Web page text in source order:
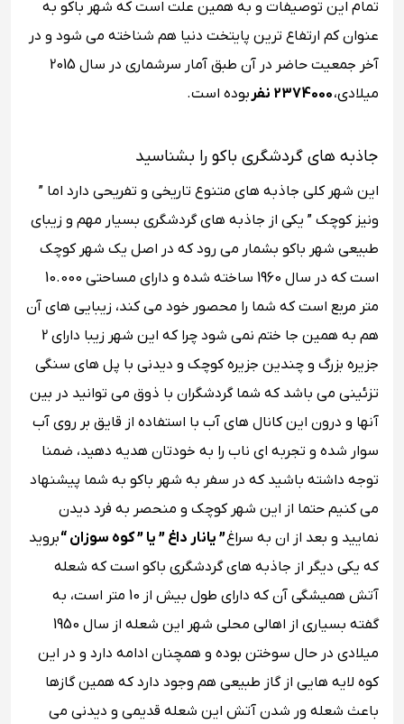
تمام این توصیفات و به همین علت است که شهر باکو به
عنوان کم ارتفاع ترین پایتخت دنیا هم شناخته می شود و در
آخر جمعیت حاضر در آن طبق آمار سرشماری در سال 2015
میلادی،2374000 نفر بوده است.
جاذبه های گردشگری باکو را بشناسید
این شهر کلی جاذبه های متنوع تاریخی و تفریحی دارد اما ”
ونیز کوچک ” یکی از جاذبه های گردشگری بسیار مهم و زیبای
طبیعی شهر باکو بشمار می رود که در اصل یک شهر کوچک
است که در سال 1960 ساخته شده و دارای مساحتی 10.000
متر مربع است که شما را محصور خود می کند، زیبایی های آن
هم به همین جا ختم نمی شود چرا که این شهر زیبا دارای 2
جزیره بزرگ و چندین جزیره کوچک و دیدنی با پل های سنگی
تزئینی می باشد که شما گردشگران با ذوق می توانید در بین
آنها و درون این کانال های آب با استفاده از قایق بر روی آب
سوار شده و تجربه ای ناب را به خودتان هدیه دهید، ضمنا
توجه داشته باشید که در سفر به شهر باکو به شما پیشنهاد
می کنیم حتما از این شهر کوچک و منحصر به فرد دیدن
نمایید و بعد از ان به سراغ” یانار داغ ” یا ” کوه سوزان “بروید
که یکی دیگر از جاذبه های گردشگری باکو است که شعله
آتش همیشگی آن که دارای طول بیش از 10 متر است، به
گفته بسیاری از اهالی محلی شهر این شعله از سال 1950
میلادی در حال سوختن بوده و همچنان ادامه دارد و در این
کوه لایه هایی از گاز طبیعی هم وجود دارد که همین گازها
باعث شعله ور شدن آتش این شعله قدیمی و دیدنی می